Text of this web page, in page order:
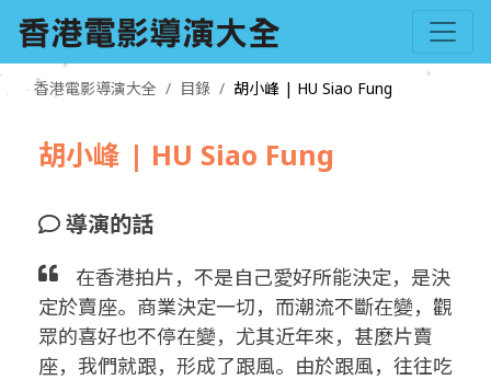
香港電影導演大全 目錄 胡小峰 | HU Siao Fung
胡小峰 | HU Siao Fung
導演的話
在香港拍片，不是自己愛好所能決定，是決
定於賣座。商業決定一切，而潮流不斷在變，觀
眾的喜好也不停在變，尤其近年來，甚麼片賣
座，我們就跟，形成了跟風。由於跟風，往往吃